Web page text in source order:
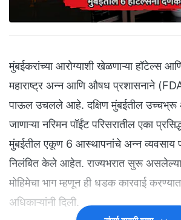
मुंबईकरांच्या आरोग्याशी खेळणाऱ्या हॉटेल्स
महाराष्ट्र अन्न आणि औषध प्रशासनाने
पाऊल उचलले आहे. दक्षिण मुंबईतील उच्चभ्रू
जाणाऱ्या नरिमन पॉईंट परिसरातील एका
मुंबईतील एकूण 6 आस्थापनांचे अन्न व्यवसाय
निलंबित केले आहेत. राज्यभरात सुरू
मोहिमेचा भाग म्हणून ही धडक कारवाई
अधिकाऱ्यांनी दिली.